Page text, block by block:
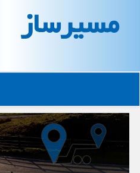
مسیرساز